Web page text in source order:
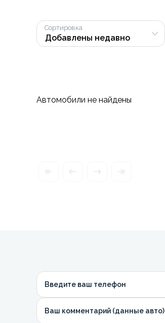
Сортировка
Автомобили не найдены
Введите ваш телефон
Ваш комментарий (данные авто)